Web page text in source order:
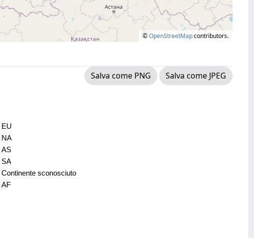
©OpenStreetMapcontributors.
Salva come PNG
Salva come JPEG
EU
NA
AS
SA
Continente sconosciuto
AF